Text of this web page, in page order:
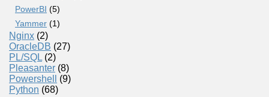
PowerBI (5)
Yammer (1)
Nginx (2)
OracleDB (27)
PL/SQL (2)
Pleasanter (8)
Powershell
(9)
Python (68)